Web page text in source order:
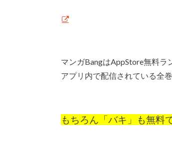
マンガBangはAppStore無料
アプリ内で配信されている全
もちろん「バキ」も無料